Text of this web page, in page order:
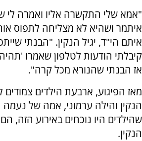
"אמא שלי התקשרה אליו ואמרה לי
איתמר ושהיא לא מצליחה לתפוס
איתם הי"ד, יגיל הנקין. "הבנתי
קיבלתי הודעות לטלפון שאמרו
אז הבנתי שהנורא מכל קרה".
מאז הפיגוע, ארבעת הילדים
הנקין והילה ערמוני, אמה של נעמה
שהילדים היו נוכחים באירוע הזה,
הנקין.